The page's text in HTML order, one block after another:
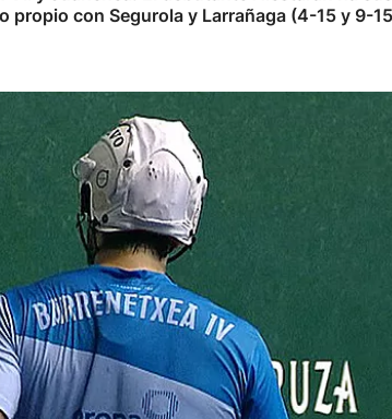
con Segurola y Larrañaga (4-15 y 9-